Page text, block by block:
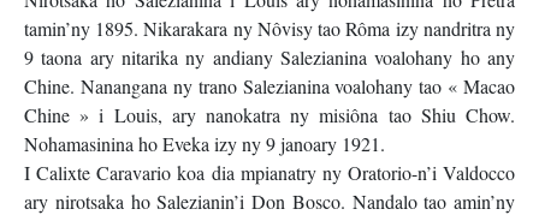
tamin’ny 1895. Nikarakara ny Nôvisy tao Rôma izy nandritra ny
9 taona ary nitarika ny andiany Salezianina voalohany ho any
Chine. Nanangana ny trano Salezianina voalohany tao « Macao
Chine » i Louis, ary nanokatra ny misiôna tao Shiu Chow.
Nohamasinina ho Eveka izy ny 9 janoary 1921.
I Calixte Caravario koa dia mpianatry ny Oratorio-n’i Valdocco
ary nirotsaka ho Salezianin’i Don Bosco. Nandalo tao amin’ny